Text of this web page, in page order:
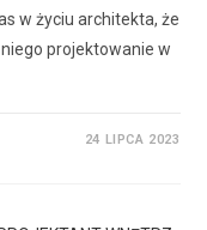
w życiu architekta, że
projektowanie w
24 LIPCA 2023